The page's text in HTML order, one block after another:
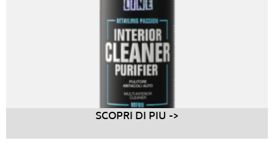
SCOPRI DI PIU ->